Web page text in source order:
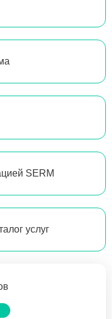
SERM
услуг